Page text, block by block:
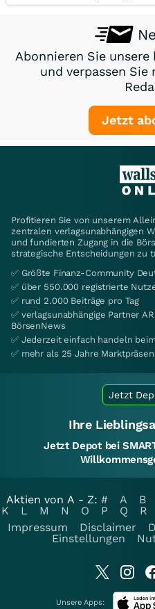
Abonnieren Sie
und verpassen
Jetzt
Profitieren Sie von unserem
zentralen verlagsunabhängigen
und fundierten Zugang in die
strategische Entscheidungen zu
✅ Größte Finanz-Community
✅ über 550.000 registrierte
✅ rund 2.000 Beiträge pro Tag
✅ verlagsunabhängige Partner
BörsenNews
✅ Jederzeit einfach handeln
✅ mehr als 25 Jahre
Jetzt
Ihre
Jetzt Depot bei
Aktien von A - Z: # A B
K
L M N O P Q R
Impressum
Disclaimer
Einstellungen
Unsere Apps: